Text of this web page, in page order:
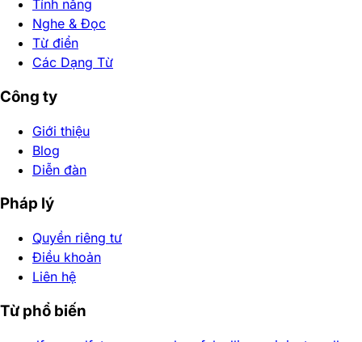
Tính năng
Nghe & Đọc
Từ điển
Các Dạng Từ
Công ty
Giới thiệu
Blog
Diễn đàn
Pháp lý
Quyền riêng tư
Điều khoản
Liên hệ
Từ phổ biến